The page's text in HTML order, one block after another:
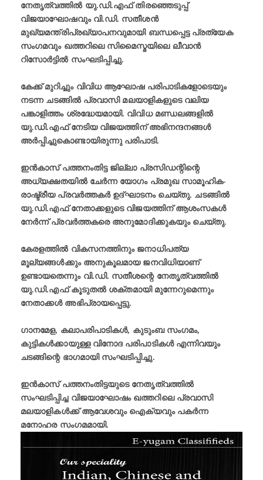
നേതൃത്വത്തിൽ യു.ഡി.എഫ് തിരഞ്ഞെടുപ്പ്
വിജയാഘോഷവും വി.ഡി. സതീശൻ
മുഖ്യമന്ത്രിപ്രഖ്യാപനവുമായി ബന്ധപ്പെട്ട പ്രത്യേക
സംഗമവും ഖത്തറിലെ സിമൈസ്മയിലെ ലീവാൻ
റിസോർട്ടിൽ സംഘടിപ്പിച്ചു.
കേക്ക് മുറിച്ചും വിവിധ ആഘോഷ പരിപാടികളോടെയും
നടന്ന ചടങ്ങിൽ പ്രവാസി മലയാളികളുടെ വലിയ
പങ്കാളിത്തം ശ്രദ്ധേയമായി. വിവിധ മണ്ഡലങ്ങളിൽ
യു.ഡി.എഫ് നേടിയ വിജയത്തിന് അഭിനന്ദനങ്ങൾ
അർപ്പിച്ചുകൊണ്ടായിരുന്നു പരിപാടി.
ഇൻകാസ് പത്തനംതിട്ട ജില്ലാ പ്രസിഡന്റിന്റെ
അധ്യക്ഷതയിൽ ചേർന്ന യോഗം പ്രമുഖ സാമൂഹിക-
രാഷ്ട്രീയ പ്രവർത്തകർ ഉദ്ഘാടനം ചെയ്തു. ചടങ്ങിൽ
യു.ഡി.എഫ് നേതാക്കളുടെ വിജയത്തിന് ആശംസകൾ
നേർന്ന് പ്രവർത്തകരെ അനുമോദിക്കുകയും ചെയ്തു.
കേരളത്തിൽ വികസനത്തിനും ജനാധിപത്യ
മൂല്യങ്ങൾക്കും അനുകൂലമായ ജനവിധിയാണ്
ഉണ്ടായതെന്നും വി.ഡി. സതീശന്റെ നേതൃത്വത്തിൽ
യു.ഡി.എഫ് കൂടുതൽ ശക്തമായി മുന്നേറുമെന്നും
നേതാക്കൾ അഭിപ്രായപ്പെട്ടു.
ഗാനമേള, കലാപരിപാടികൾ, കുടുംബ സംഗമം,
കുട്ടികൾക്കായുള്ള വിനോദ പരിപാടികൾ എന്നിവയും
ചടങ്ങിന്റെ ഭാഗമായി സംഘടിപ്പിച്ചു.
ഇൻകാസ് പത്തനംതിട്ടയുടെ നേതൃത്വത്തിൽ
സംഘടിപ്പിച്ച വിജയാഘോഷം ഖത്തറിലെ പ്രവാസി
മലയാളികൾക്ക് ആവേശവും ഐക്യവും പകർന്ന
മനോഹര സംഗമമായി.